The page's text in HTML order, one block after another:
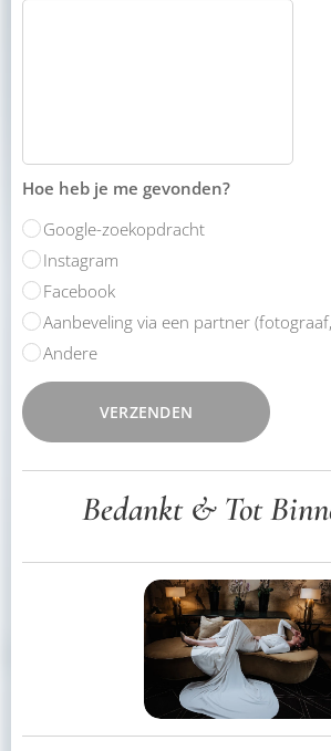
Hoe heb je me gevonden?
Google-zoekopdracht
Instagram
Facebook
Aanbeveling via een partner
Andere
VERZENDEN
Bedankt & Tot